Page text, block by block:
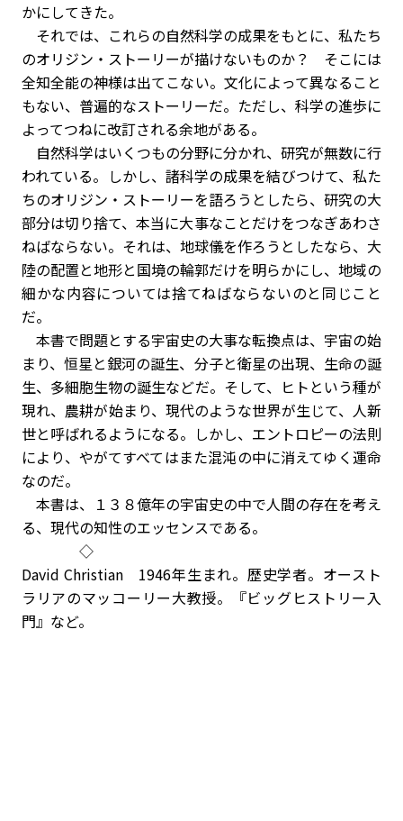
かにしてきた。
それでは、これらの自然科学の成果をもとに、私たち
のオリジン・ストーリーが描けないものか？ そこには
全知全能の神様は出てこない。文化によって異なること
もない、普遍的なストーリーだ。ただし、科学の進歩に
よってつねに改訂される余地がある。
自然科学はいくつもの分野に分かれ、研究が無数に行
われている。しかし、諸科学の成果を結びつけて、私た
ちのオリジン・ストーリーを語ろうとしたら、研究の大
部分は切り捨て、本当に大事なことだけをつなぎあわさ
ねばならない。それは、地球儀を作ろうとしたなら、大
陸の配置と地形と国境の輪郭だけを明らかにし、地域の
細かな内容については捨てねばならないのと同じこと
だ。
本書で問題とする宇宙史の大事な転換点は、宇宙の始
まり、恒星と銀河の誕生、分子と衛星の出現、生命の誕
生、多細胞生物の誕生などだ。そして、ヒトという種が
現れ、農耕が始まり、現代のような世界が生じて、人新
世と呼ばれるようになる。しかし、エントロピーの法則
により、やがてすべてはまた混沌の中に消えてゆく運命
なのだ。
本書は、１３８億年の宇宙史の中で人間の存在を考え
る、現代の知性のエッセンスである。
◇
David Christian 1946年生まれ。歴史学者。オースト
ラリアのマッコーリー大教授。『ビッグヒストリー入
門』など。